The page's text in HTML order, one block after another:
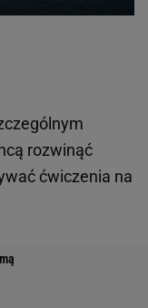
rozwinąć
ćwiczenia na